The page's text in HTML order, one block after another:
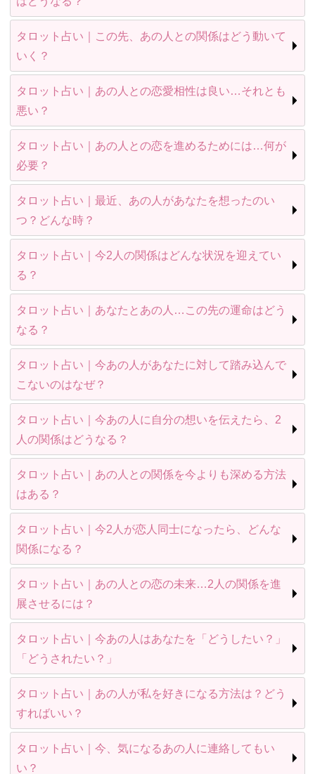
タロット占い｜この先、あの人との関係はどう動いて
いく？
タロット占い｜あの人との恋愛相性は良い…それとも
悪い？
タロット占い｜あの人との恋を進めるためには…何が
必要？
タロット占い｜最近、あの人があなたを想ったのい
つ？どんな時？
タロット占い｜今2人の関係はどんな状況を迎えてい
る？
タロット占い｜あなたとあの人…この先の運命はどう
なる？
タロット占い｜今あの人があなたに対して踏み込んで
こないのはなぜ？
タロット占い｜今あの人に自分の想いを伝えたら、2
人の関係はどうなる？
タロット占い｜あの人との関係を今よりも深める方法
はある？
タロット占い｜今2人が恋人同士になったら、どんな
関係になる？
タロット占い｜あの人との恋の未来…2人の関係を進
展させるには？
タロット占い｜今あの人はあなたを「どうしたい？」
「どうされたい？」
タロット占い｜あの人が私を好きになる方法は？どう
すればいい？
タロット占い｜今、気になるあの人に連絡してもい
い？